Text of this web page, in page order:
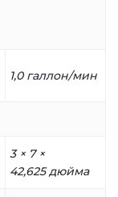
1,0 галлон/мин
3 × 7 ×
42,625 дюйма